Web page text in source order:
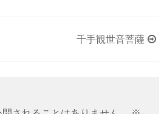
千手観世音菩薩